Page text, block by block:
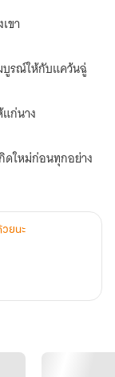
ขา
รณ์ให้กับแคว้นฉู่
ก่นาง
ดใหม่ก่อนทุกอย่าง
เป็นเครื่องมือ
อีกครั้ง
นี้กัน!?
วยนะ